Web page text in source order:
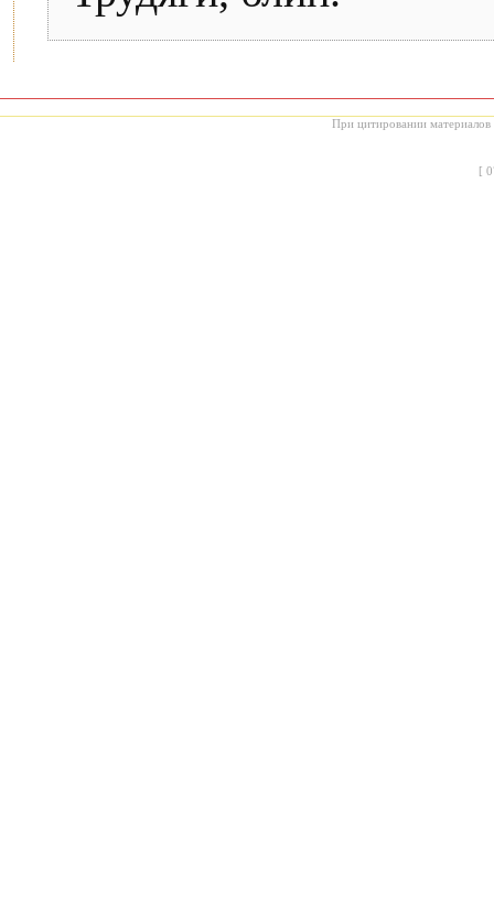
При цитировании материалов
[